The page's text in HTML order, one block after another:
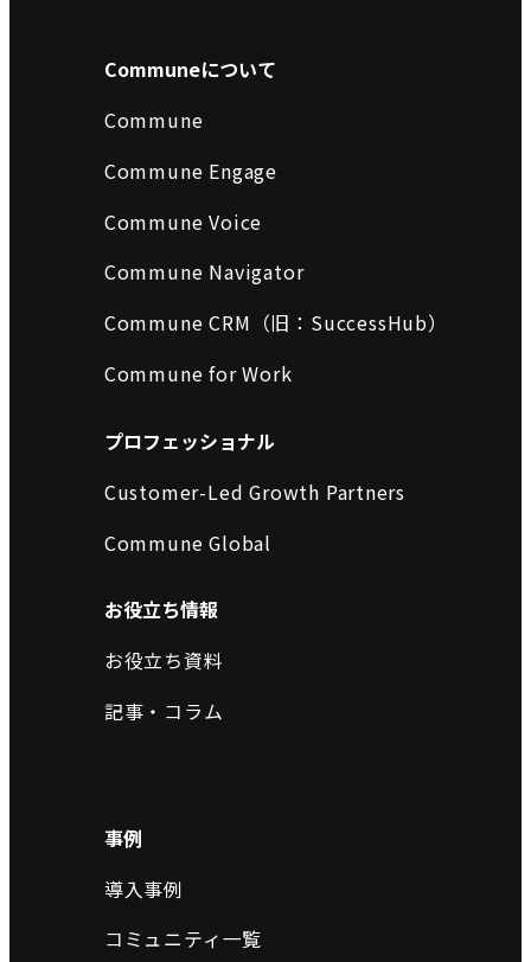
Communeについて
Commune
Commune Engage
Commune Voice
Commune Navigator
Commune CRM（旧：SuccessHub）
Commune for Work
プロフェッショナル
Customer-Led Growth Partners
Commune Global
お役立ち情報
お役立ち資料
記事・コラム
事例
導入事例
コミュニティ一覧